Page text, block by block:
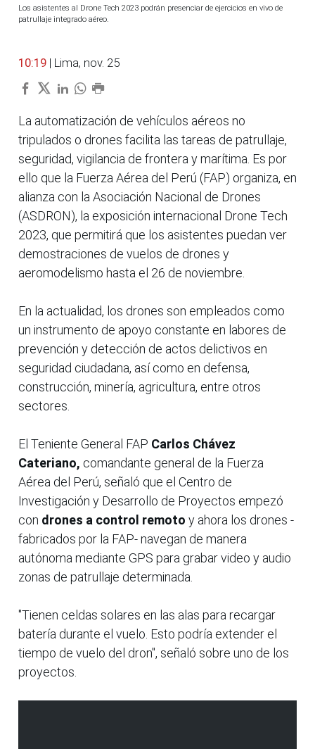
Los asistentes al Drone Tech 2023 podrán presenciar de ejercicios en vivo de
patrullaje integrado aéreo.
10:19 | Lima, nov. 25
La automatización de vehículos aéreos no
tripulados o drones facilita las tareas de patrullaje,
seguridad, vigilancia de frontera y marítima. Es por
ello que la Fuerza Aérea del Perú (FAP) organiza, en
alianza con la Asociación Nacional de Drones
(ASDRON), la exposición internacional Drone Tech
2023, que permitirá que los asistentes puedan ver
demostraciones de vuelos de drones y
aeromodelismo hasta el 26 de noviembre.
En la actualidad, los drones son empleados como
un instrumento de apoyo constante en labores de
prevención y detección de actos delictivos en
seguridad ciudadana, así como en defensa,
construcción, minería, agricultura, entre otros
sectores.
El Teniente General FAP Carlos Chávez
Cateriano, comandante general de la Fuerza
Aérea del Perú, señaló que el Centro de
Investigación y Desarrollo de Proyectos empezó
con drones a control remoto y ahora los drones -
fabricados por la FAP- navegan de manera
autónoma mediante GPS para grabar video y audio
zonas de patrullaje determinada.
"Tienen celdas solares en las alas para recargar
batería durante el vuelo. Esto podría extender el
tiempo de vuelo del dron", señaló sobre uno de los
proyectos.